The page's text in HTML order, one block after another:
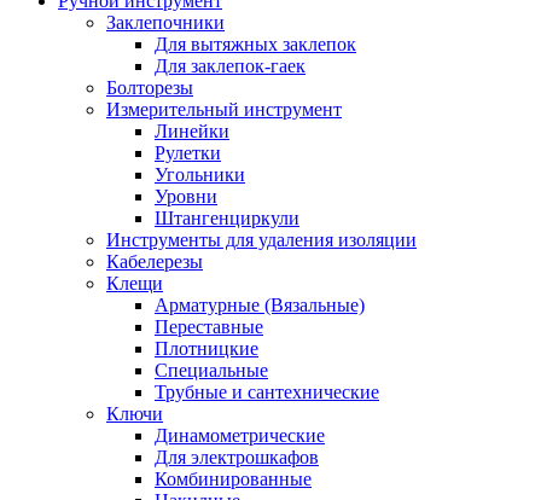
Заклепочники
Для вытяжных заклепок
Для заклепок-гаек
Болторезы
Измерительный инструмент
Линейки
Рулетки
Угольники
Уровни
Штангенциркули
Инструменты для удаления изоляции
Кабелерезы
Клещи
Арматурные (Вязальные)
Переставные
Плотницкие
Специальные
Трубные и сантехнические
Ключи
Динамометрические
Для электрошкафов
Комбинированные